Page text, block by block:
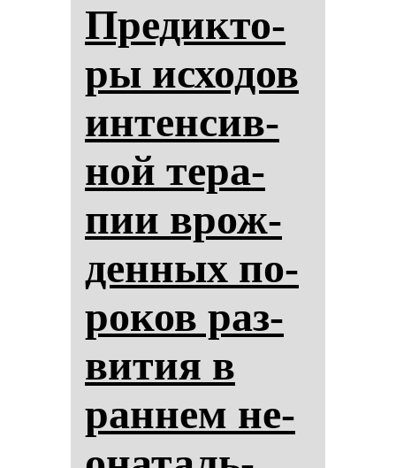
Пре­дик­то­
ры ис­хо­дов
ин­тен­сив­
ной те­ра­
пии врож­
ден­ных по­
ро­ков раз­
ви­тия в
ран­нем не­